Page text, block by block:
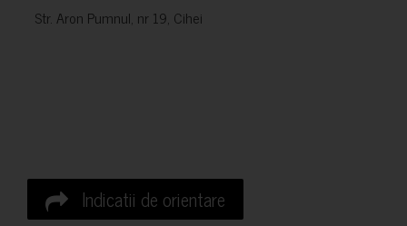
Str. Aron Pumnul, nr 19, Cihei
Indicatii de orientare